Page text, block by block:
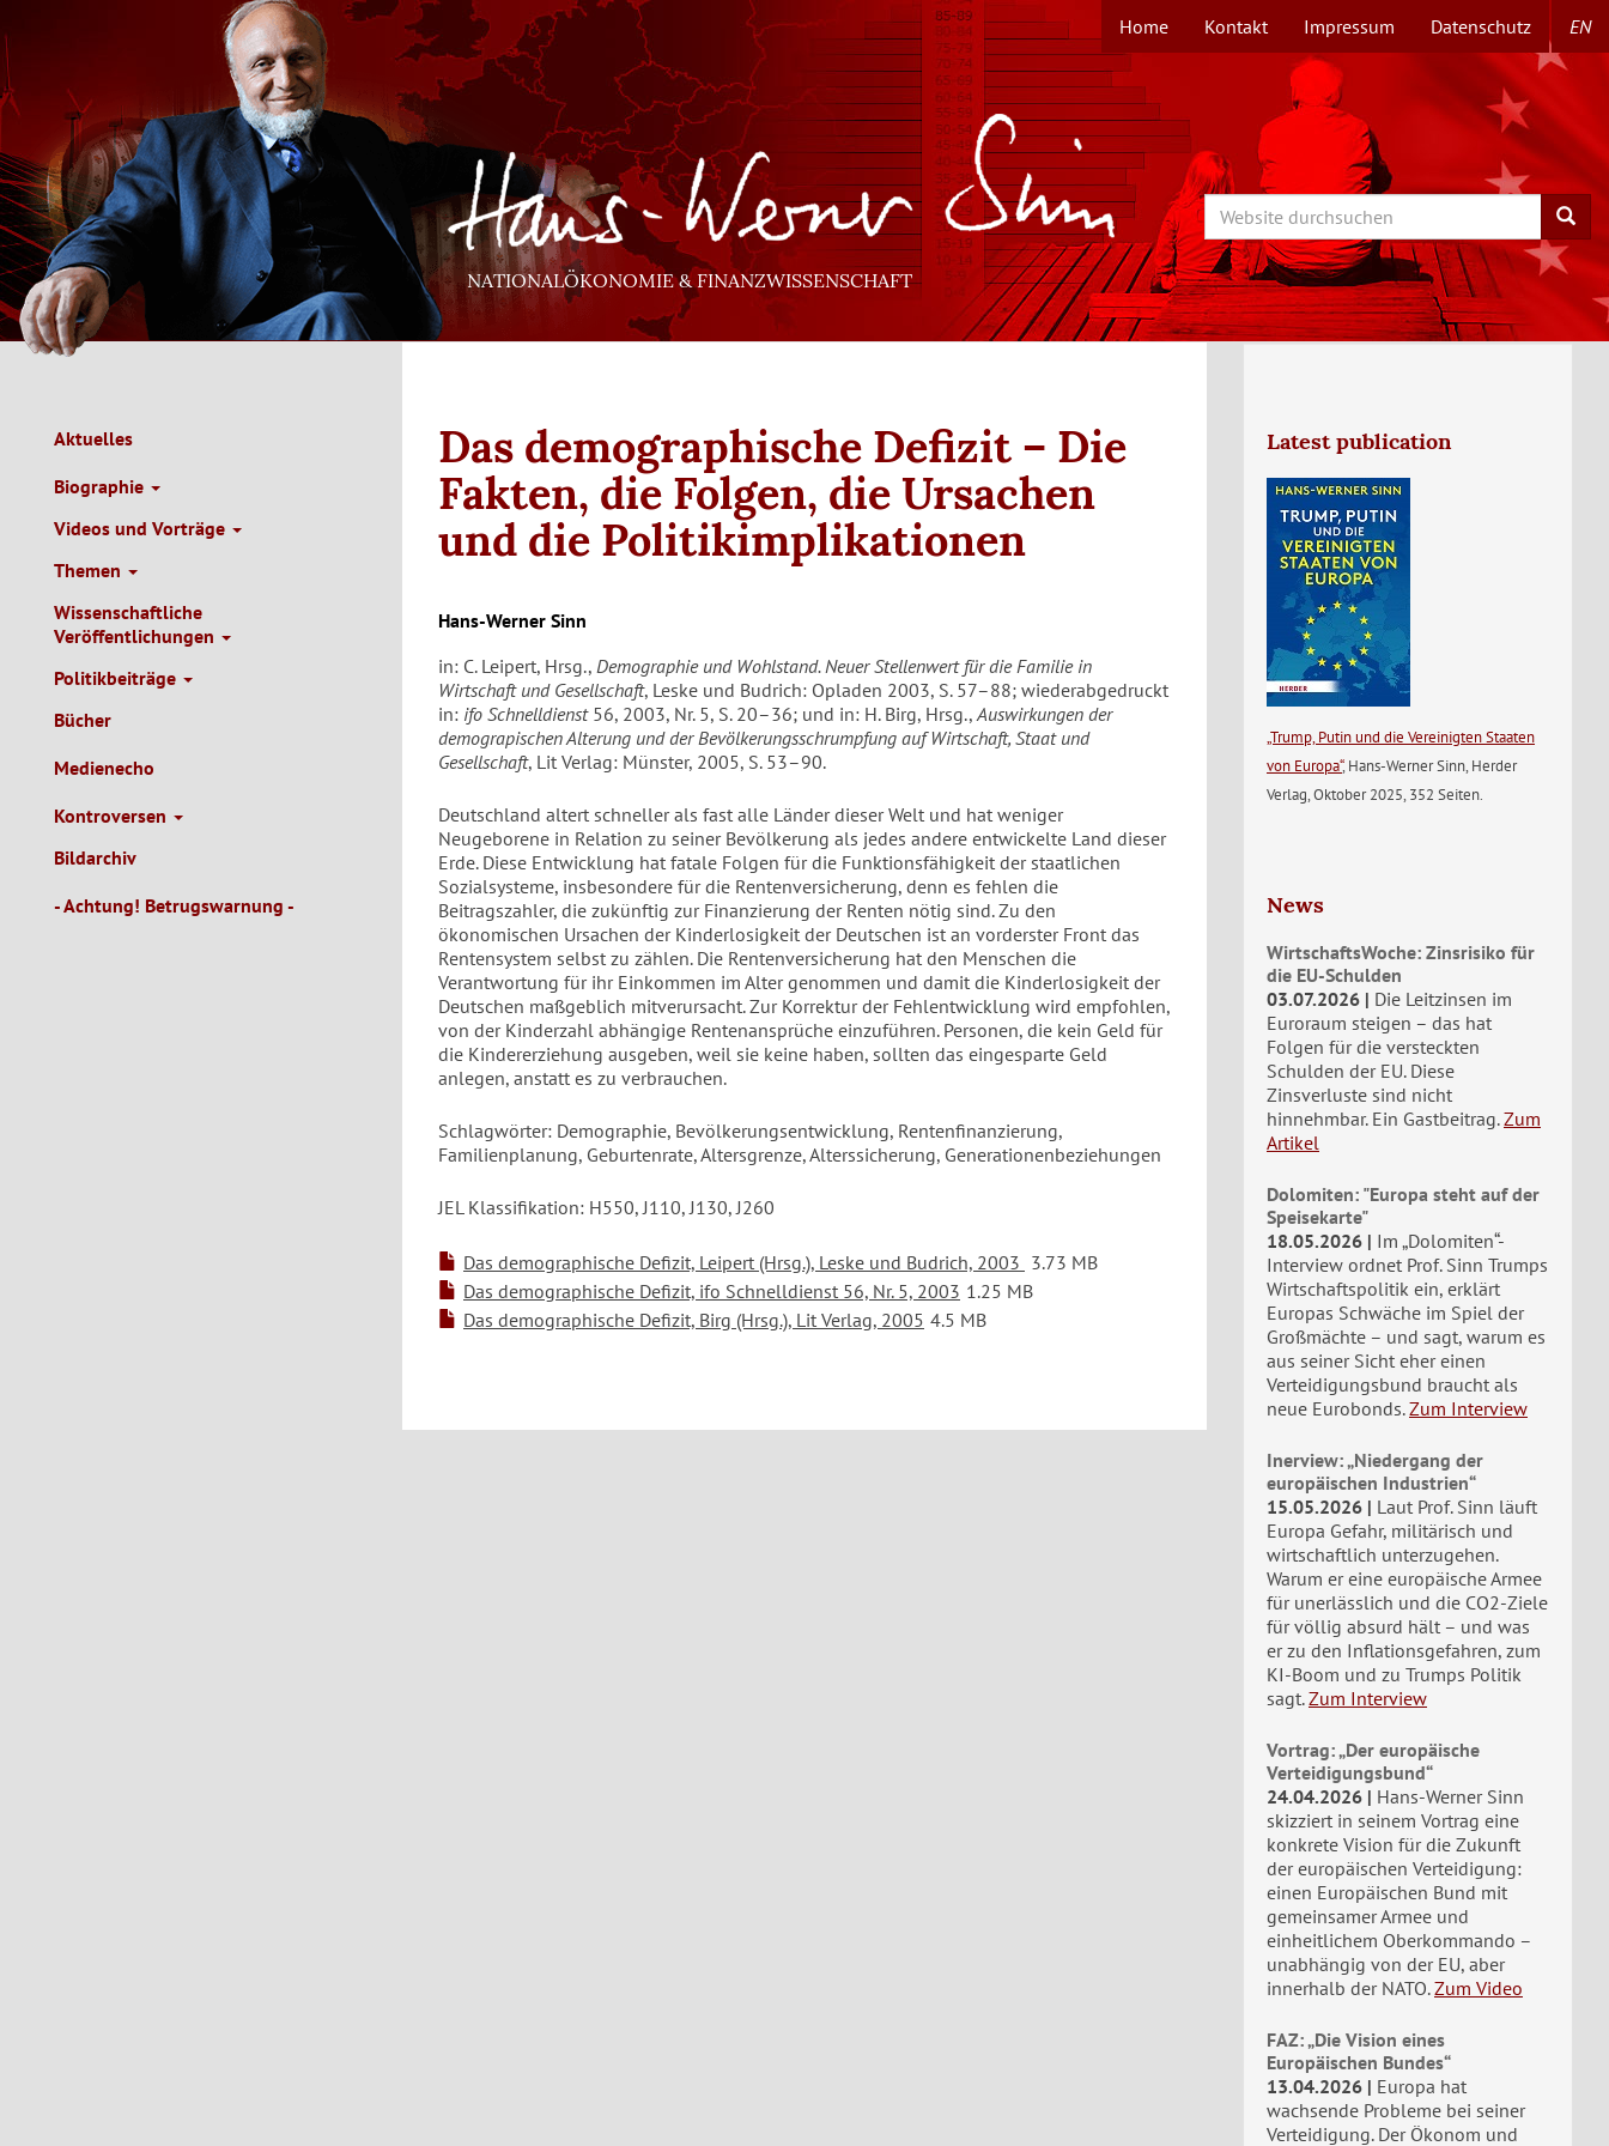
zum
Inhalt
TOPMENÜ
Home Kontakt Impressum Datenschutz EN
NATIONALÖKONOMIE & FINANZWISSENSCHAFT
Search Search
Main
Navigation
de
Aktuelles
Biographie
Videos und Vorträge
Themen
Wissenschaftliche
Veröffentlichungen
Politikbeiträge
Bücher
Medienecho
Kontroversen
Bildarchiv
- Achtung! Betrugswarnung -
Das demographische Defizit – Die
Fakten, die Folgen, die Ursachen
und die Politikimplikationen
Hans-Werner Sinn
in: C. Leipert, Hrsg., Demographie und Wohlstand. Neuer Stellenwert für die Familie in
Wirtschaft und Gesellschaft, Leske und Budrich: Opladen 2003, S. 57–88; wiederabgedruckt
in: ifo Schnelldienst56, 2003, Nr. 5, S. 20–36; und in: H. Birg, Hrsg.,Auswirkungen der
demograpischen Alterung und der Bevölkerungsschrumpfung auf Wirtschaft, Staat und
Gesellschaft, Lit Verlag: Münster, 2005, S. 53–90.
Deutschland altert schneller als fast alle Länder dieser Welt und hat weniger
Neugeborene in Relation zu seiner Bevölkerung als jedes andere entwickelte Land dieser
Erde. Diese Entwicklung hat fatale Folgen für die Funktionsfähigkeit der staatlichen
Sozialsysteme, insbesondere für die Rentenversicherung, denn es fehlen die
Beitragszahler, die zukünftig zur Finanzierung der Renten nötig sind. Zu den
ökonomischen Ursachen der Kinderlosigkeit der Deutschen ist an vorderster Front das
Rentensystem selbst zu zählen. Die Rentenversicherung hat den Menschen die
Verantwortung für ihr Einkommen im Alter genommen und damit die Kinderlosigkeit der
Deutschen maßgeblich mitverursacht. Zur Korrektur der Fehlentwicklung wird empfohlen,
von der Kinderzahl abhängige Rentenansprüche einzuführen. Personen, die kein Geld für
die Kindererziehung ausgeben, weil sie keine haben, sollten das eingesparte Geld
anlegen, anstatt es zu verbrauchen.
Schlagwörter: Demographie, Bevölkerungsentwicklung, Rentenfinanzierung,
Familienplanung, Geburtenrate, Altersgrenze, Alterssicherung, Generationenbeziehungen
JEL Klassifikation: H550, J110, J130, J260
Das demographische Defizit, Leipert (Hrsg.), Leske und Budrich, 2003 3.73 MB
Das demographische Defizit, ifo Schnelldienst 56, Nr. 5, 2003 1.25 MB
Das demographische Defizit, Birg (Hrsg.), Lit Verlag, 2005 4.5 MB
Latest publication
„Trump, Putin und die Vereinigten Staaten
von Europa“, Hans-Werner Sinn, Herder
Verlag, Oktober 2025, 352 Seiten.
News
WirtschaftsWoche: Zinsrisiko für
die EU-Schulden
03.07.2026
Die Leitzinsen im
Euroraum steigen – das hat
Folgen für die versteckten
Schulden der EU. Diese
Zinsverluste sind nicht
hinnehmbar. Ein Gastbeitrag. Zum
Artikel
Dolomiten: "Europa steht auf der
Speisekarte"
18.05.2026
Im „Dolomiten“-
Interview ordnet Prof. Sinn Trumps
Wirtschaftspolitik ein, erklärt
Europas Schwäche im Spiel der
Großmächte – und sagt, warum es
aus seiner Sicht eher einen
Verteidigungsbund braucht als
neue Eurobonds. Zum Interview
Inerview: „Niedergang der
europäischen Industrien“
15.05.2026
Laut Prof. Sinn läuft
Europa Gefahr, militärisch und
wirtschaftlich unterzugehen.
Warum er eine europäische Armee
für unerlässlich und die CO2-Ziele
für völlig absurd hält – und was
er zu den Inflationsgefahren, zum
KI-Boom und zu Trumps Politik
sagt. Zum Interview
Vortrag: „Der europäische
Verteidigungsbund“
24.04.2026
Hans-Werner Sinn
skizziert in seinem Vortrag eine
konkrete Vision für die Zukunft
der europäischen Verteidigung:
einen Europäischen Bund mit
gemeinsamer Armee und
einheitlichem Oberkommando –
unabhängig von der EU, aber
innerhalb der NATO. Zum Video
FAZ: „Die Vision eines
Europäischen Bundes“
13.04.2026
Europa hat
wachsende Probleme bei seiner
Verteidigung. Der Ökonom und